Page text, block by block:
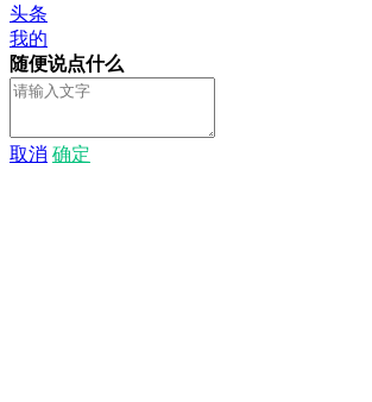
头条
我的
随便说点什么
取消 确定